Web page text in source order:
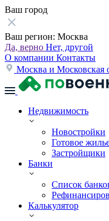
Ваш город
Ваш регион: Москва
Да, верно Нет, другой
О компании Контакты
Москва и Московская
Недвижимость
Новостройки
Готовое
Застройщики
Банки
Список
Калькулятор